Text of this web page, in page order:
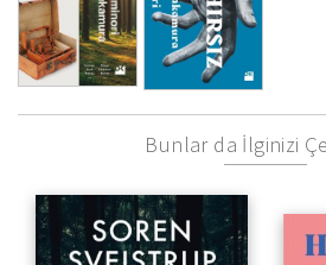
Bunlar da İlginizi